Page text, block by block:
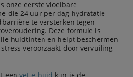
onze eerste vloeibare
die 24 uur per dag hydratatie
te versterken tegen
Deze formule is
huidtinten en helpt beschermen
veroorzaakt door vervuiling
een vette huid kun je de